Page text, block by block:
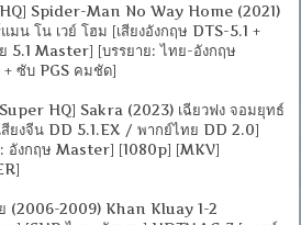
Spider-Man No Way Home (2021)
แมน โน เวย์ โฮม [เสียงอังกฤษ DTS-5.1 +
5.1 Master] [บรรยาย: ไทย-อังกฤษ
ซับ PGS คมชัด]
HQ] Sakra (2023) เฉียวฟง จอมยุทธ์
สียงจีน DD 5.1.EX / พากย์ไทย DD 2.0]
: อังกฤษ Master] [1080p] [MKV]
(2006-2009) Khan Kluay 1-2